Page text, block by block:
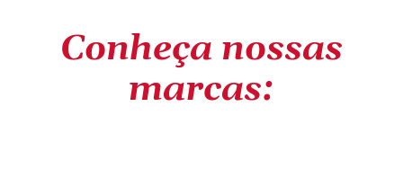
Conheça nossas
marcas: